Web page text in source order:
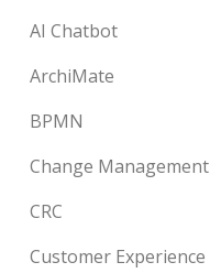
AI Chatbot
ArchiMate
BPMN
Change Management
CRC
Customer Experience